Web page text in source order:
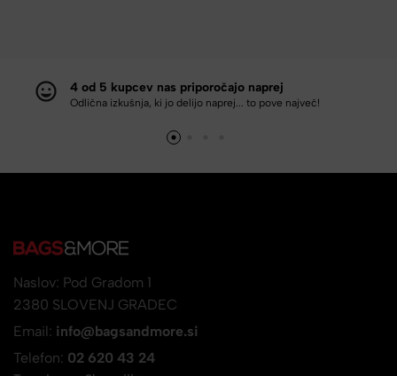
4 od 5 kupcev nas priporočajo naprej
Odlična izkušnja, ki jo delijo naprej... to pove največ!
Naslov: Pod Gradom 1
2380 SLOVENJ GRADEC
Email: info@bagsandmore.si
Telefon: 02 620 43 24